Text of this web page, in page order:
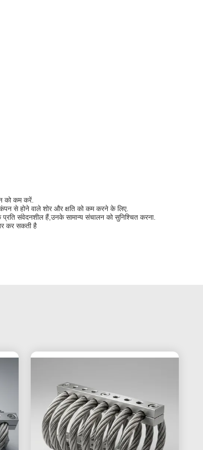
को कम करें.
से होने वाले शोर और क्षति को कम करने के लिए.
संवेदनशील हैं,उनके सामान्य संचालन को सुनिश्चित करना.
कर सकती है